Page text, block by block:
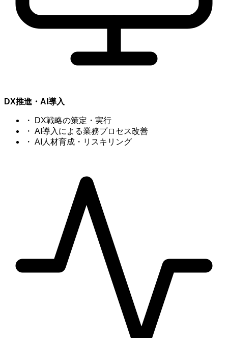
DX推進・AI導入
・
DX戦略の策定・実行
・ AI導入による業務プロセス改善
・ AI人材育成・リスキリング